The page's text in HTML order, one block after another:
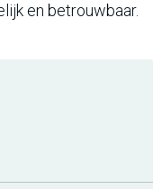
en betrouwbaar.